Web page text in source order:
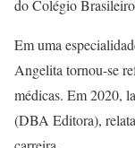
do Colégio
Em uma
Angelita tornou-se
médicas. Em 2020,
(DBA Editora),